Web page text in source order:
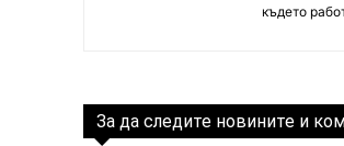
където
За да следите новините и